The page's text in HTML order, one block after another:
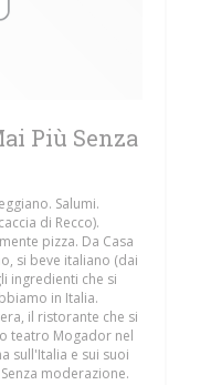
Più Senza
Salumi.
di Recco).
pizza. Da Casa
si beve italiano (dai
ingredienti che si
in Italia.
il ristorante che si
teatro Mogador nel
sull'Italia e sui suoi
moderazione.